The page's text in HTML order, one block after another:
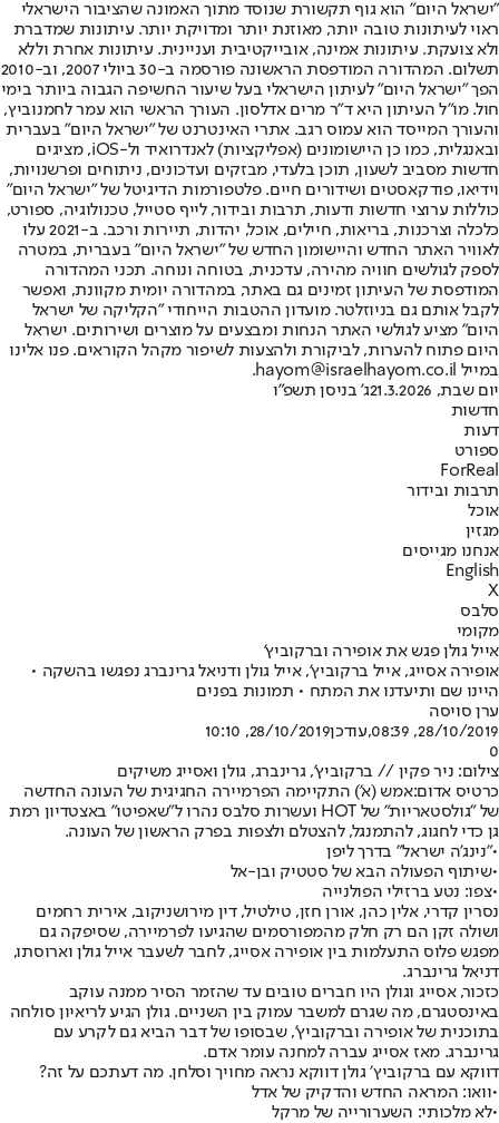
"ישראל היום" הוא גוף תקשורת שנוסד מתוך האמונה שהציבור הישראלי
ראוי לעיתונות טובה יותר, מאוזנת יותר ומדויקת יותר. עיתונות שמדברת
ולא צועקת. עיתונות אמינה, אובייקטיבית ועניינית. עיתונות אחרת וללא
תשלום. המהדורה המודפסת הראשונה פורסמה ב-30 ביולי 2007, וב-2010
הפך "ישראל היום" לעיתון הישראלי בעל שיעור החשיפה הגבוה ביותר בימי
חול. מו"ל העיתון היא ד"ר מרים אדלסון. העורך הראשי הוא עמר לחמנוביץ,
והעורך המייסד הוא עמוס רגב. אתרי האינטרנט של "ישראל היום" בעברית
ובאנגלית, כמו כן היישומונים (אפליקציות) לאנדרואיד ול-iOS, מציגים
חדשות מסביב לשעון, תוכן בלעדי, מבזקים ועדכונים, ניתוחים ופרשנויות,
וידיאו, פודקאסטים ושידורים חיים. פלטפורמות הדיגיטל של "ישראל היום"
כוללות ערוצי חדשות ודעות, תרבות ובידור, לייף סטייל, טכנולוגיה, ספורט,
כלכלה וצרכנות, בריאות, חיילים, אוכל, יהדות, תיירות ורכב. ב-2021 עלו
לאוויר האתר החדש והיישומון החדש של "ישראל היום" בעברית, במטרה
לספק לגולשים חוויה מהירה, עדכנית, בטוחה ונוחה. תכני המהדורה
המודפסת של העיתון זמינים גם באתר, במהדורה יומית מקוונת, ואפשר
לקבל אותם גם בניוזלטר. מועדון ההטבות הייחודי "הקליקה של ישראל
היום" מציע לגולשי האתר הנחות ומבצעים על מוצרים ושירותים. ישראל
היום פתוח להערות, לביקורת ולהצעות לשיפור מקהל הקוראים. פנו אלינו
במייל hayom@israelhayom.co.il.
יום שבת, 21.3.2026
ג' בניסן תשפ"ו
חדשות
דעות
ספורט
ForReal
תרבות ובידור
אוכל
מגזין
אנחנו מגייסים
English
X
סלבס
מקומי
אייל גולן פגש את אופירה וברקוביץ'
אופירה אסייג, אייל ברקוביץ', אייל גולן ודניאל גרינברג נפגשו בהשקה •
היינו שם ותיעדנו את המתח • תמונות בפנים
ערן סויסה
28/10/2019, 08:39
,עודכן28/10/2019, 10:10
0
צילום: ניר פקין // ברקוביץ', גרינברג, גולן ואסייג משיקים
כרטיס אדום:אמש (א') התקיימה הפרמיירה החגיגית של העונה החדשה
של ״גולסטאריות״ של HOT ועשרות סלבס נהרו ל"שאפיטו" באצטדיון רמת
גן כדי לחגוג, להתמנגל, להצטלם ולצפות בפרק הראשון של העונה.
•"נינג'ה ישראל" בדרך ליפן
•שיתוף הפעולה הבא של סטטיק ובן-אל
•צפו: נטע ברזילי הפולנייה
נסרין קדרי, אלין כהן, אורן חזן, טילטיל, דין מירושניקוב, אירית רחמים
ושולה זקן הם רק חלק מהמפורסמים שהגיעו לפרמיירה, שסיפקה גם
מפגש פלוס התעלמות בין אופירה אסייג, לחבר לשעבר אייל גולן וארוסתו,
דניאל גרינברג.
כזכור, אסייג וגולן היו חברים טובים עד שהזמר הסיר ממנה עוקב
באינסטגרם, מה שגרם למשבר עמוק בין השניים. גולן הגיע לריאיון סולחה
בתוכנית של אופירה וברקוביץ', שבסופו של דבר הביא גם לקרע עם
גרינברג. מאז אסייג עברה למחנה עומר אדם.
דווקא עם ברקוביץ׳ גולן דווקא נראה מחויך וסלחן. מה דעתכם על זה?
•וואו: המראה החדש והדקיק של אדל
•לא מלכותי: השערורייה של מרקל